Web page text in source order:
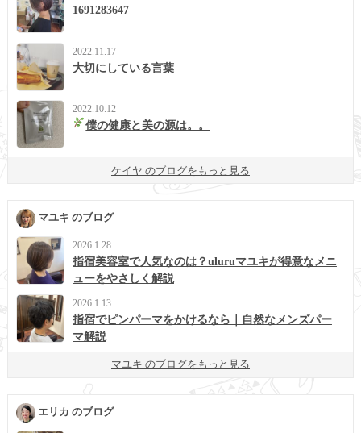
1691283647
2022.11.17
大切にしている言葉
2022.10.12
僕の健康と美の源は。。
ケイヤ のブログをもっと見る
マユキ のブログ
2026.1.28
指宿美容室で人気なのは？uluruマユキが得意なメニ
ューをやさしく解説
2026.1.13
指宿でピンパーマをかけるなら｜自然なメンズパー
マ解説
マユキ のブログをもっと見る
エリカ のブログ